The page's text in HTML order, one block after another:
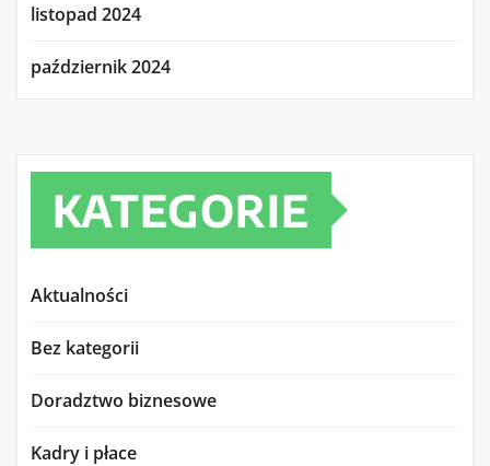
listopad 2024
październik 2024
KATEGORIE
Aktualności
Bez kategorii
Doradztwo biznesowe
Kadry i płace